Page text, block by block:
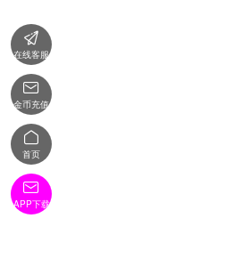

在线客服

金币充值

首页

APP下载